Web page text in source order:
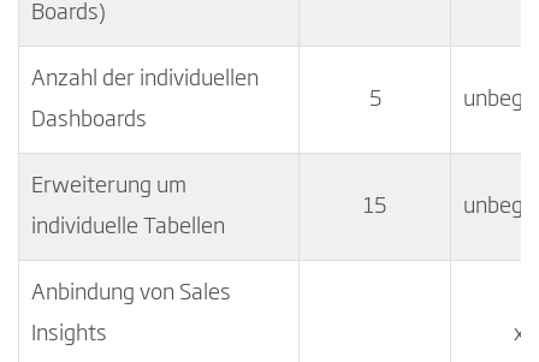
Boards)
Anzahl der individuellen
Dashboards
5
Erweiterung um
individuelle Tabellen
15
Anbindung von Sales
Insights
x